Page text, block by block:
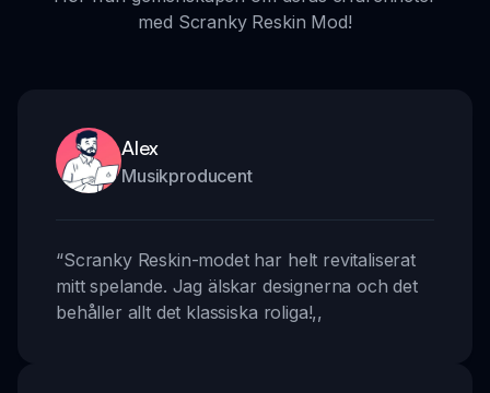
med Scranky Reskin Mod!
Alex
Musikproducent
“Scranky Reskin-modet har helt revitaliserat
mitt spelande. Jag älskar designerna och det
behåller allt det klassiska roliga!,,